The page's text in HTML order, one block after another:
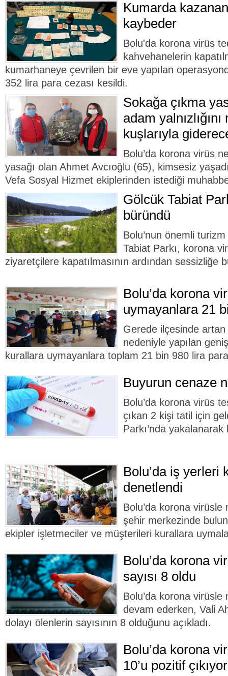
Kumarda
kaybeder
Bolu'da korona virüs
kahvehanelerin
kumarhaneye çevrilen bir eve yapılan
352 lira para cezası kesildi.
Sokağa çıkma
adam
kuşlarıyla
Bolu’da korona virüs
yasağı olan Ahmet Avcıoğlu (65), kimsesiz
Vefa Sosyal Hizmet ekiplerinden istediği
Gölcük Tabiat
büründü
Bolu’nun önemli
Tabiat Parkı, korona
ziyaretçilere kapatılmasının ardından sessizliğe
Bolu’da korona
uymayanlara 21
Gerede ilçesinde
nedeniyle yapılan
kurallara uymayanlara toplam 21 bin 980 lira
Buyurun cenaze
Bolu’da korona virüs
çıkan 2 kişi tatil için
Parkı’nda
Bolu’da iş yerleri
denetlendi
Bolu’da korona virüsle
şehir merkezinde
ekipler işletmeciler ve müşterileri kurallara
Bolu’da korona
sayısı 8 oldu
Bolu’da korona
devam ederken, Vali
dolayı ölenlerin sayısının 8 olduğunu açıkladı.
Bolu’da korona
10’u pozitif çıkıyor